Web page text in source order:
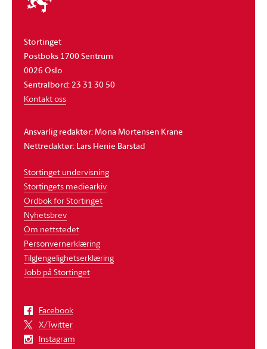
Stortinget
Postboks 1700 Sentrum
0026 Oslo
Sentralbord: 23 31 30 50
Kontakt oss
Ansvarlig redaktør: Mona Mortensen Krane
Nettredaktør: Lars Henie Barstad
Stortinget undervisning
Stortingets mediearkiv
Ordbok for Stortinget
Nyhetsbrev
Om nettstedet
Personvernerklæring
Tilgjengelighetserklæring
Jobb på Stortinget
Facebook
X/Twitter
Instagram